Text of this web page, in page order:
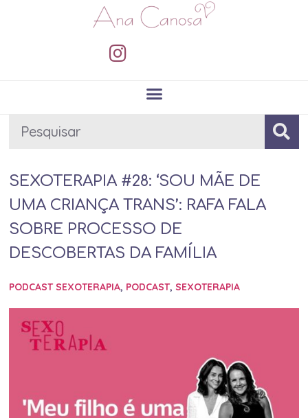
SEXOTERAPIA #28: ‘SOU MÃE DE
UMA CRIANÇA TRANS’: RAFA FALA
SOBRE PROCESSO DE
DESCOBERTAS DA FAMÍLIA
PODCAST SEXOTERAPIA, PODCAST,SEXOTERAPIA